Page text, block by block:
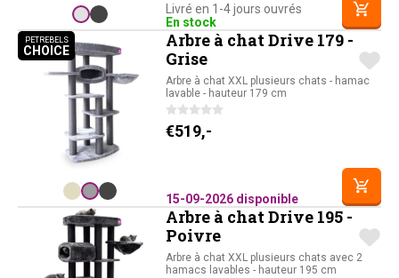
Livré en 1-4 jours ouvrés
En stock
PETREBELS
CHOICEPETREBELS CHOICE
Arbre à chat Drive 179 -
Grise
Arbre à chat XXL plusieurs chats - hamac
lavable - hauteur 179 cm
€519,-
15-09-2026 disponible
Arbre à chat Drive 195 -
Poivre
Arbre à chat XXL plusieurs chats avec 2
hamacs lavables - hauteur 195 cm